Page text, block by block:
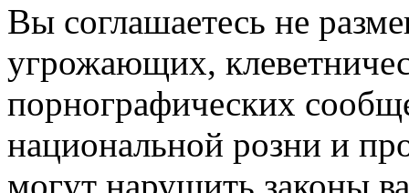
Вы соглашаетесь не
угрожающих,
порнографических
национальной розни и
могут нарушить законы